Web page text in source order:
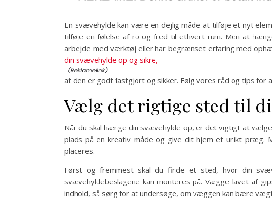
En svævehylde kan være en dejlig måde at tilføje et nyt
tilføje en følelse af ro og fred til ethvert rum. Men at
arbejde med værktøj eller har begrænset erfaring med
din svævehylde op og sikre,
at den er godt fastgjort og sikker. Følg vores råd og tips for
Vælg det rigtige sted til
Når du skal hænge din svævehylde op, er det vigtigt at
plads på en kreativ måde og give dit hjem et unikt
placeres.
Først og fremmest skal du finde et sted, hvor din
svævehyldebeslagene kan monteres på. Vægge lavet af
indhold, så sørg for at undersøge, om væggen kan bære